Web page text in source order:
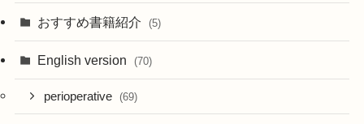
おすすめ書籍紹介 (5)
English version (70)
perioperative (69)